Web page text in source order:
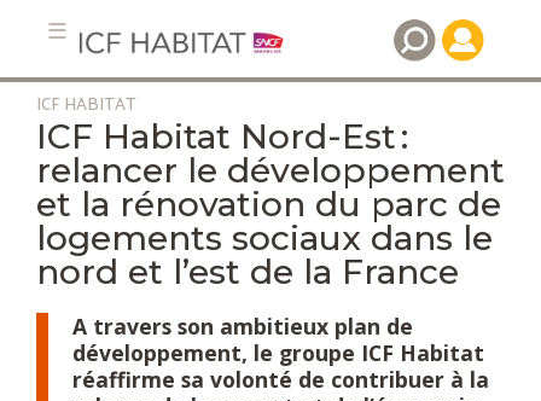
Aller
contenu
principal
ICF HABITAT
ICF Habitat Nord-Est :
relancer le développement
et la rénovation du parc de
logements sociaux dans le
nord et l’est de la France
A travers son ambitieux plan de
développement, le groupe ICF Habitat
réaffirme sa volonté de contribuer à la